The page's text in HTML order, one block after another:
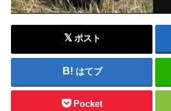
ポスト
はてブ
Pocket